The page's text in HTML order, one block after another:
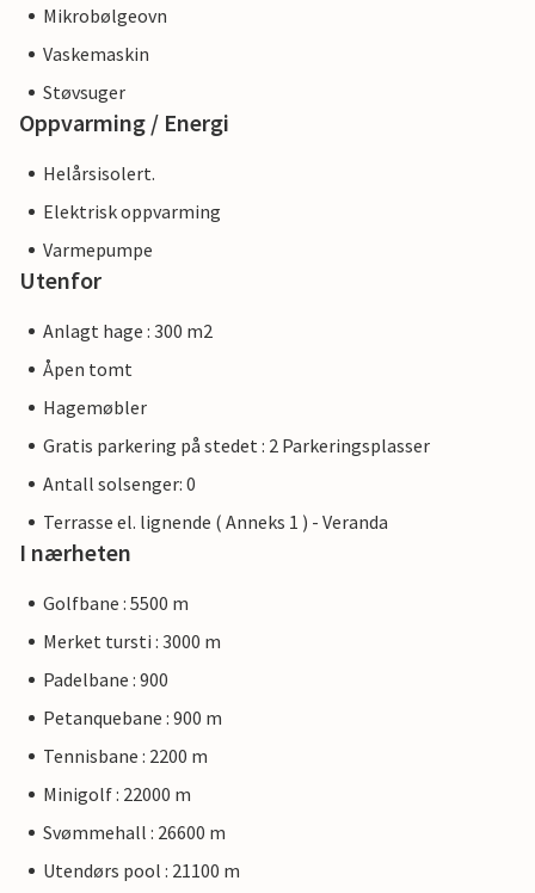
Mikrobølgeovn
Vaskemaskin
Støvsuger
Oppvarming / Energi
Helårsisolert.
Elektrisk oppvarming
Varmepumpe
Utenfor
Anlagt hage : 300 m2
Åpen tomt
Hagemøbler
Gratis parkering på stedet : 2 Parkeringsplasser
Antall solsenger: 0
Terrasse el. lignende ( Anneks 1 ) - Veranda
I nærheten
Golfbane : 5500 m
Merket tursti : 3000 m
Padelbane : 900
Petanquebane : 900 m
Tennisbane : 2200 m
Minigolf : 22000 m
Svømmehall : 26600 m
Utendørs pool : 21100 m